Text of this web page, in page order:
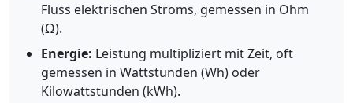
Fluss elektrischen Stroms, gemessen in Ohm
(Ω).
Energie: Leistung multipliziert mit Zeit, oft
gemessen in Wattstunden (Wh) oder
Kilowattstunden (kWh).